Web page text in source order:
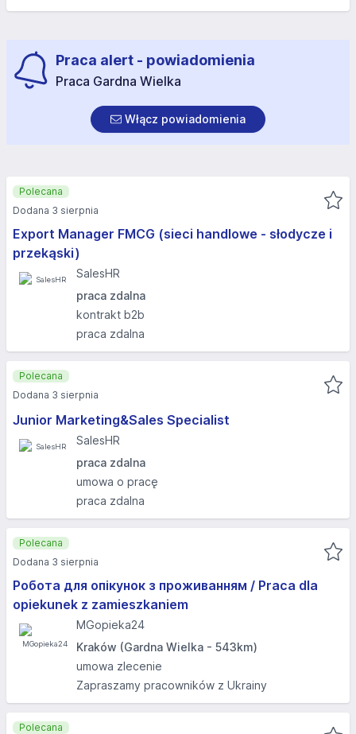
Praca alert - powiadomienia
Praca Gardna Wielka
Włącz powiadomienia
Export Manager FMCG (sieci handlowe - słodycze i
przekąski)
SalesHR
praca zdalna
kontrakt b2b
praca zdalna
Polecana
Dodana 3 sierpnia
Junior Marketing&Sales Specialist
SalesHR
praca zdalna
umowa o pracę
praca zdalna
Polecana
Dodana 3 sierpnia
Робота для опікунок з проживанням / Praca dla
opiekunek z zamieszkaniem
MGopieka24
Kraków (Gardna Wielka - 543km)
umowa zlecenie
Zapraszamy pracowników z Ukrainy
Polecana
Dodana 3 sierpnia
Polecana